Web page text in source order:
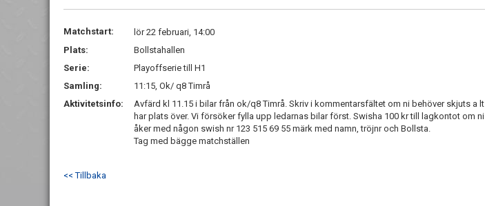
Matchstart:
lör 22 februari, 14:00
Plats:
Bollstahallen
Serie:
Playoffserie till H1
Samling:
11:15, Ok/ q8 Timrå
Aktivitetsinfo:
Avfärd kl 11.15 i bilar från ok/q8 Timrå. Skriv i kommentarsfältet om ni behöver skjuts a lt
har plats över. Vi försöker fylla upp ledarnas bilar först. Swisha 100 kr till lagkontot om ni
åker med någon swish nr 123 515 69 55 märk med namn, tröjnr och Bollsta.
Tag med bägge matchställen
<< Tillbaka